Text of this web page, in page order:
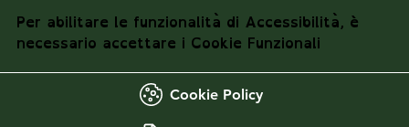
Per abilitare le funzionalità di Accessibilità, è
necessario accettare i Cookie Funzionali
Cookie Policy